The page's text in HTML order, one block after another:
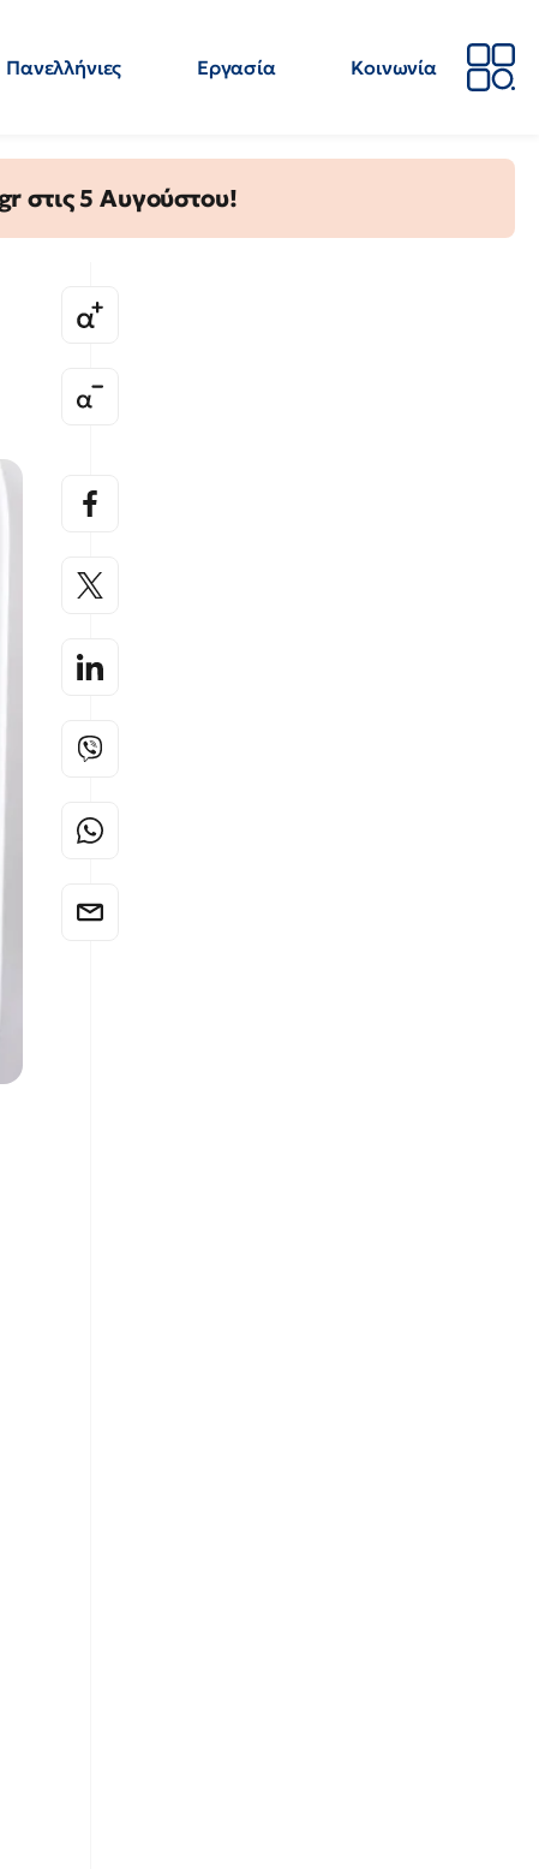
Πανελλήνιες Εργασία
Κοινωνία
στις 5 Αυγούστου!